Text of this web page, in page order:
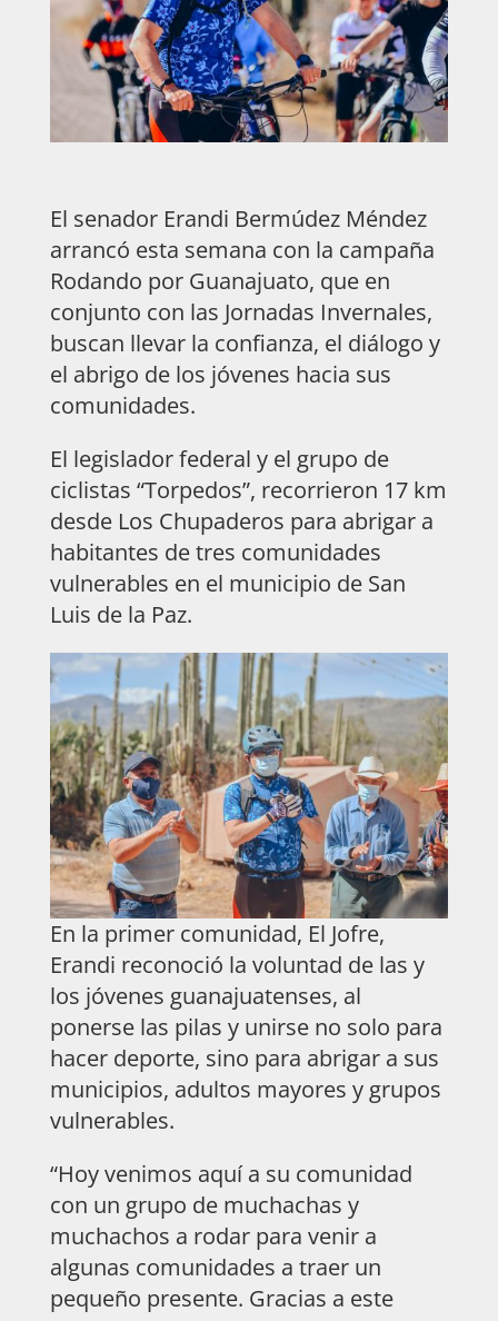
El senador Erandi Bermúdez Méndez
arrancó esta semana con la campaña
Rodando por Guanajuato, que en
conjunto con las Jornadas Invernales,
buscan llevar la confianza, el diálogo y
el abrigo de los jóvenes hacia sus
comunidades.
El legislador federal y el grupo de
ciclistas “Torpedos”, recorrieron 17 km
desde Los Chupaderos para abrigar a
habitantes de tres comunidades
vulnerables en el municipio de San
Luis de la Paz.
En la primer comunidad, El Jofre,
Erandi reconoció la voluntad de las y
los jóvenes guanajuatenses, al
ponerse las pilas y unirse no solo para
hacer deporte, sino para abrigar a sus
municipios, adultos mayores y grupos
vulnerables.
“Hoy venimos aquí a su comunidad
con un grupo de muchachas y
muchachos a rodar para venir a
algunas comunidades a traer un
pequeño presente. Gracias a este